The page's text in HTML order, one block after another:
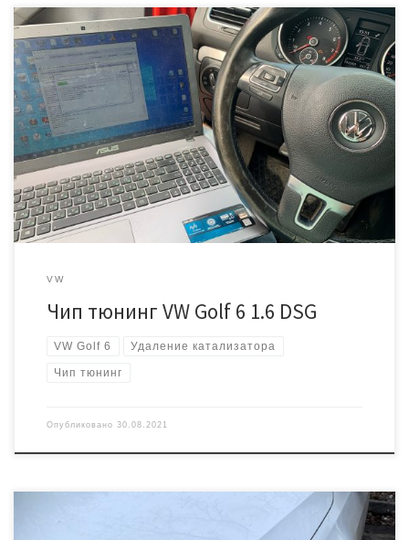
Этот фольксваген гольф приехал к нам с огромным количеством
ошибок. Прошлые мастера уже «залечили» мотор и удалили
катализатор, но проблему с пропусками зажигания не решили.
Для начала починили автомобиль. Проверив систему зажигания
установили, что виновник — катушка зажигания. Затем
подготовили прошивку под евро2, так как нужно было
программно отключить катализатор […]
VW
Чип тюнинг VW Golf 6 1.6 DSG
VW Golf 6 Удаление катализатора
Чип тюнинг
Опубликовано 30.08.2021